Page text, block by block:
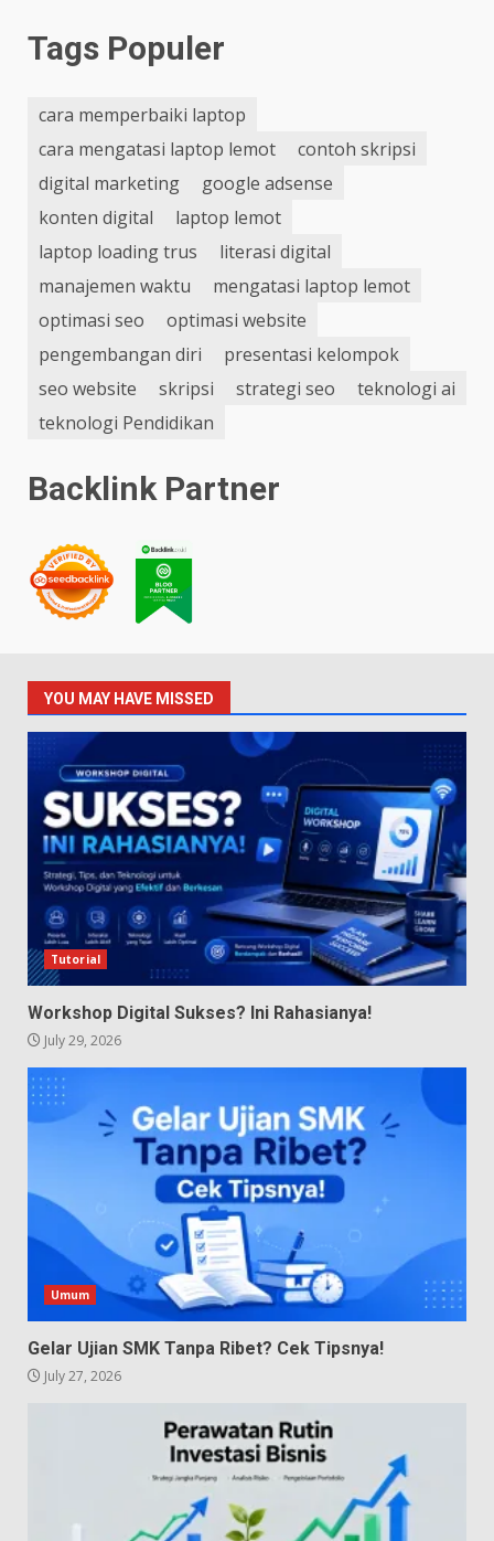
Tags Populer
cara memperbaiki laptop
cara mengatasi laptop lemot
contoh skripsi
digital marketing
google adsense
konten digital
laptop lemot
laptop loading trus
literasi digital
manajemen waktu
mengatasi laptop lemot
optimasi seo
optimasi website
pengembangan diri
presentasi kelompok
seo website
skripsi strategi seo
teknologi ai
teknologi Pendidikan
Backlink Partner
YOU MAY HAVE MISSED
Tutorial
Workshop Digital Sukses? Ini Rahasianya!
July 29, 2026
Umum
Gelar Ujian SMK Tanpa Ribet? Cek Tipsnya!
July 27, 2026